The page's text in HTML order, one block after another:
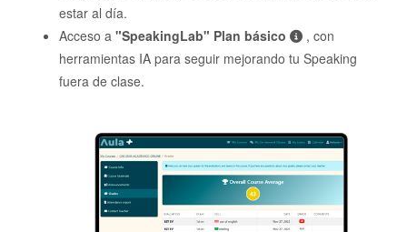
estar al día.
Acceso a "SpeakingLab" Plan básico
, con
herramientas IA para seguir mejorando tu Speaking
fuera de clase.